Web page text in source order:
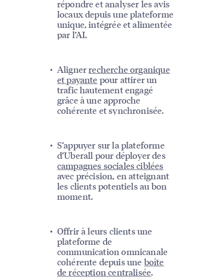
répondre et analyser les avis
locaux depuis une plateforme
unique, intégrée et alimentée
par l’AI.
Alignerrecherche organique
et payante pour attirer un
trafic hautement engagé
grâce à une approche
cohérente et synchronisée.
S’appuyer sur la plateforme
d’Uberall pour déployer des
campagnes sociales ciblées
avec précision, en atteignant
les clients potentiels au bon
moment.
Offrir à leurs clients une
plateforme de
communication omnicanale
cohérente depuis une boîte
de réception centralisée.